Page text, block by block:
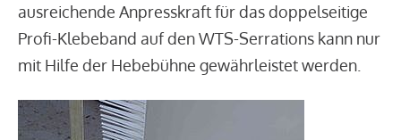
ausreichende Anpresskraft für das doppelseitige
Profi-Klebeband auf den WTS-Serrations kann nur
mit Hilfe der Hebebühne gewährleistet werden.